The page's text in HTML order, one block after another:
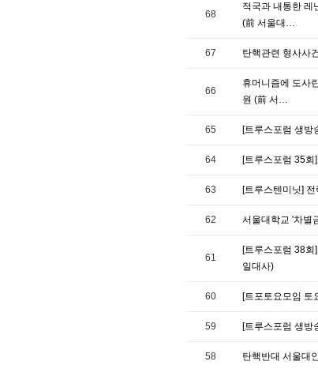
68
적국과 내통한 레
(前 서울대…
67 탄핵관련 형사사
66
휴머니즘에 도사
원 (前 서…
65 [트루스포럼 생방
64 [트루스포럼 35회
63 [트루스텐미닛]
62 서울대학교 '차별
61
[트루스포럼 38회
일대사)
60 [트포토요모임 토
59 [트루스포럼 생방
58 탄핵반대 서울대